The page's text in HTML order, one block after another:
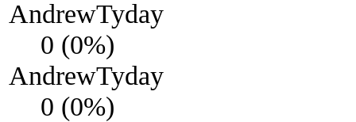
AndrewTyday
0 (0%)
AndrewTyday
0 (0%)